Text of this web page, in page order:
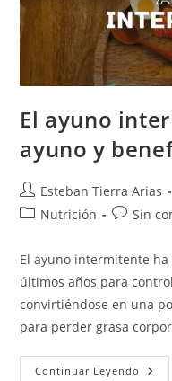
El ayuno
ayuno y
Autor
de
Esteban Tierra Arias
Categoría
la
entrada:
Nutrición
la
Sin
El ayuno intermitente
últimos años para
convirtiéndose en una
para perder grasa
Continuar Leyendo El